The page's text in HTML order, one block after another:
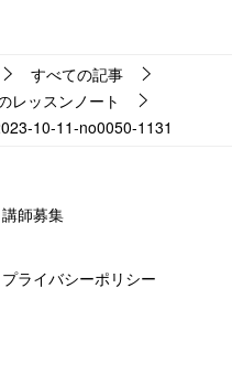
すべての記事
レッスンノート
10-11-­no0050-­1131
講師募集
プライバシーポリシー